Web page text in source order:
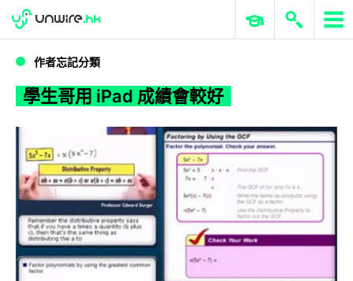
學生哥用 iPad 成績會較好
WWDC 2026 ERP 與商業 AI
作者忘記分類
學生哥用 iPad 成績會較好